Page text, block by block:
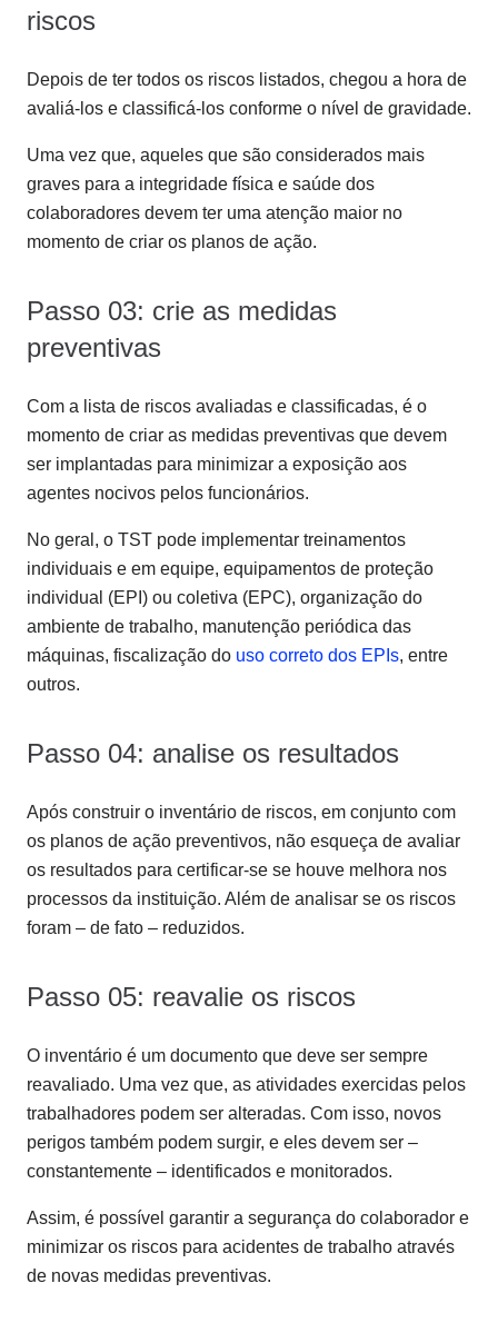
riscos
Depois de ter todos os riscos listados, chegou a hora de
avaliá-los e classificá-los conforme o nível de gravidade.
Uma vez que, aqueles que são considerados mais
graves para a integridade física e saúde dos
colaboradores devem ter uma atenção maior no
momento de criar os planos de ação.
Passo 03: crie as medidas
preventivas
Com a lista de riscos avaliadas e classificadas, é o
momento de criar as medidas preventivas que devem
ser implantadas para minimizar a exposição aos
agentes nocivos pelos funcionários.
No geral, o TST pode implementar treinamentos
individuais e em equipe, equipamentos de proteção
individual (EPI) ou coletiva (EPC), organização do
ambiente de trabalho, manutenção periódica das
máquinas, fiscalização do uso correto dos EPIs, entre
outros.
Passo 04: analise os resultados
Após construir o inventário de riscos, em conjunto com
os planos de ação preventivos, não esqueça de avaliar
os resultados para certificar-se se houve melhora nos
processos da instituição. Além de analisar se os riscos
foram – de fato – reduzidos.
Passo 05: reavalie os riscos
O inventário é um documento que deve ser sempre
reavaliado. Uma vez que, as atividades exercidas pelos
trabalhadores podem ser alteradas. Com isso, novos
perigos também podem surgir, e eles devem ser –
constantemente – identificados e monitorados.
Assim, é possível garantir a segurança do colaborador e
minimizar os riscos para acidentes de trabalho através
de novas medidas preventivas.